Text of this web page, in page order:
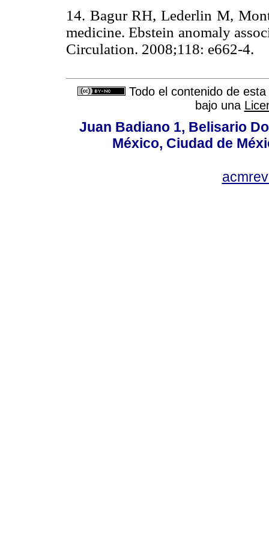
14. Bagur RH, Lederlin M,
medicine. Ebstein anomaly
Circulation. 2008;118:
Todo el contenido de
bajo una
Juan Badiano 1, Belisario
México, Ciudad de